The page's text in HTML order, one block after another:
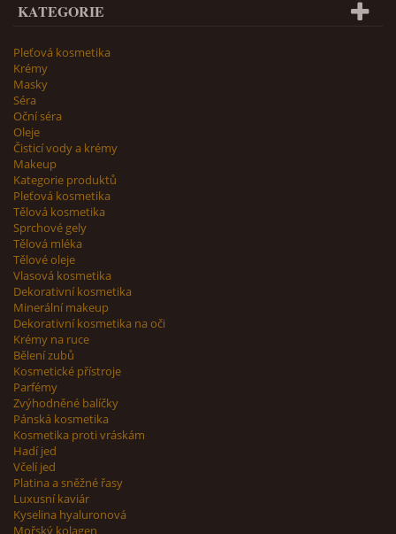
KATEGORIE
Pleťová kosmetika
Krémy
Masky
Séra
Oční séra
Oleje
Čisticí vody a krémy
Makeup
Kategorie produktů
Pleťová kosmetika
Tělová kosmetika
Sprchové gely
Tělová mléka
Tělové oleje
Vlasová kosmetika
Dekorativní kosmetika
Minerální makeup
Dekorativní kosmetika na oči
Krémy na ruce
Bělení zubů
Kosmetické přístroje
Parfémy
Zvýhodněné balíčky
Pánská kosmetika
Kosmetika proti vráskám
Hadí jed
Včelí jed
Platina a sněžné řasy
Luxusní kaviár
Kyselina hyaluronová
Mořský kolagen